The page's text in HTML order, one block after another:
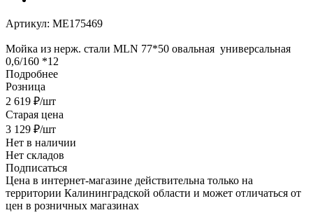
Артикул: МЕ175469
Мойка из нерж. стали MLN 77*50 овальная универсальная
0,6/160 *12
Подробнее
Розница
2 619 ₽/шт
Старая цена
3 129 ₽/шт
Нет в наличии
Нет складов
Подписаться
Цена в интернет-магазине действительна только на
территории Калининградской области и может отличаться от
цен в розничных магазинах